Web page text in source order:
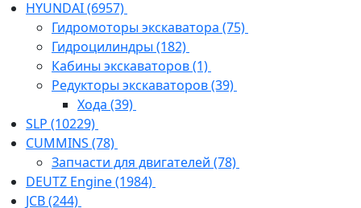
HYUNDAI(6957)
Гидромоторы экскаватора (75)
Гидроцилиндры (182)
Кабины экскаваторов(1)
Редукторы экскаваторов(39)
Хода (39)
SLP (10229)
CUMMINS (78)
Запчасти для двигателей (78)
DEUTZ Engine(1984)
JCB(244)